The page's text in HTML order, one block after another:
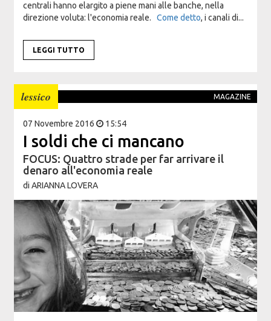
centrali hanno elargito a piene mani alle banche, nella
direzione voluta: l'economia reale. Come detto, i canali di...
LEGGI TUTTO
lessico MAGAZINE
07 Novembre 2016 15:54
I soldi che ci mancano
FOCUS: Quattro strade per far arrivare il
denaro all'economia reale
di ARIANNA LOVERA